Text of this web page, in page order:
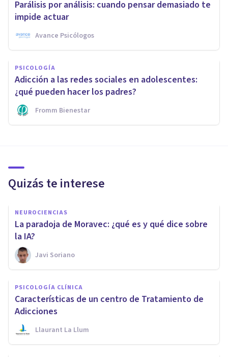
Parálisis por análisis: cuando pensar demasiado te
impide actuar
Avance Psicólogos
PSICOLOGÍA
Adicción a las redes sociales en adolescentes:
¿qué pueden hacer los padres?
Fromm Bienestar
Quizás te interese
NEUROCIENCIAS
La paradoja de Moravec: ¿qué es y qué dice sobre
la IA?
Javi Soriano
PSICOLOGÍA CLÍNICA
Características de un centro de Tratamiento de
Adicciones
Llaurant La Llum